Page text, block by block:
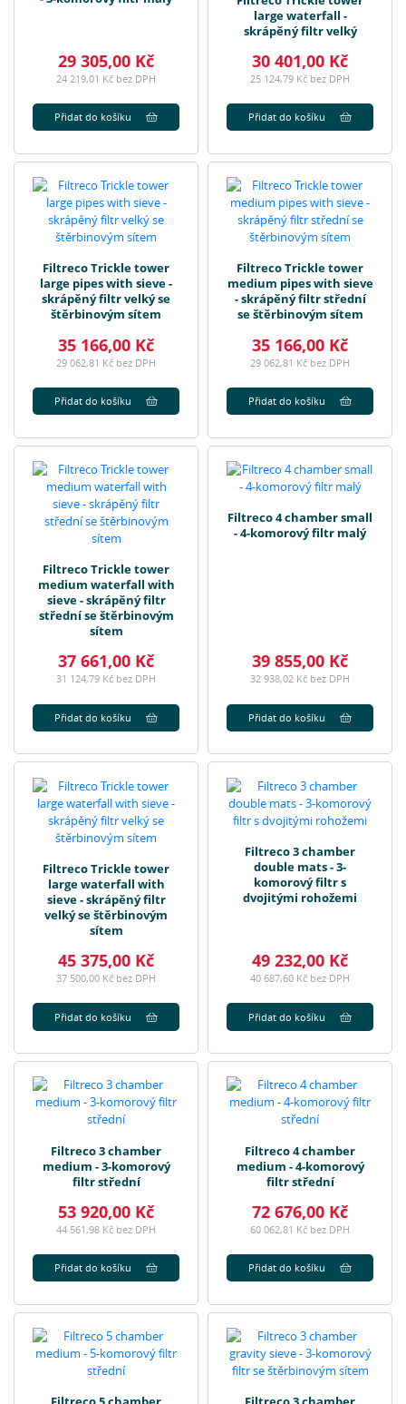
29 305,00 Kč
24 219,01 Kč bez DPH
Přidat do košíku
large waterfall -
skrápěný filtr velký
30 401,00 Kč
25 124,79 Kč bez DPH
Přidat do košíku
Filtreco Trickle tower
large pipes with sieve -
skrápěný filtr velký se
štěrbinovým sítem
35 166,00 Kč
29 062,81 Kč bez DPH
Přidat do košíku
Filtreco Trickle tower
medium pipes with sieve
- skrápěný filtr střední
se štěrbinovým sítem
35 166,00 Kč
29 062,81 Kč bez DPH
Přidat do košíku
Filtreco Trickle tower
medium waterfall with
sieve - skrápěný filtr
střední se štěrbinovým
sítem
37 661,00 Kč
31 124,79 Kč bez DPH
Přidat do košíku
Filtreco 4 chamber small
- 4-komorový filtr malý
39 855,00 Kč
32 938,02 Kč bez DPH
Přidat do košíku
Filtreco Trickle tower
large waterfall with
sieve - skrápěný filtr
velký se štěrbinovým
sítem
45 375,00 Kč
37 500,00 Kč bez DPH
Přidat do košíku
Filtreco 3 chamber
double mats - 3-
komorový filtr s
dvojitými rohožemi
49 232,00 Kč
40 687,60 Kč bez DPH
Přidat do košíku
Filtreco 3 chamber
medium - 3-komorový
filtr střední
53 920,00 Kč
44 561,98 Kč bez DPH
Přidat do košíku
Filtreco 4 chamber
medium - 4-komorový
filtr střední
72 676,00 Kč
60 062,81 Kč bez DPH
Přidat do košíku